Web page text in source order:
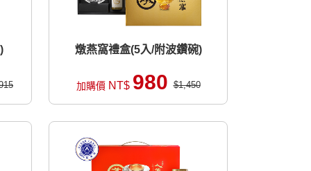
燉燕窩禮盒(5入/附波鑽碗)
加購價NT$ 980$1,450